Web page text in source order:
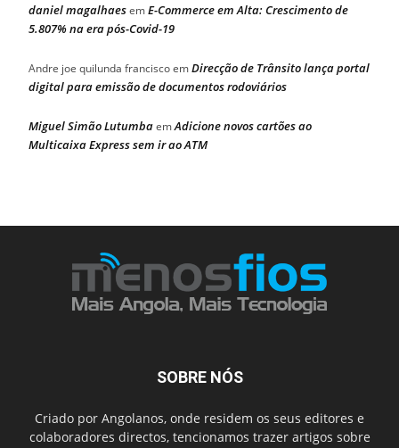
daniel magalhaesemE-Commerce em Alta: Crescimento de
5.807% na era pós-Covid-19
Andre joe quilunda franciscoemDirecção de Trânsito lança portal
digital para emissão de documentos rodoviários
Miguel Simão LutumbaemAdicione novos cartões ao
Multicaixa Express sem ir ao ATM
SOBRE NÓS
Criado por Angolanos, onde residem os seus editores e
colaboradores directos, tencionamos trazer artigos sobre